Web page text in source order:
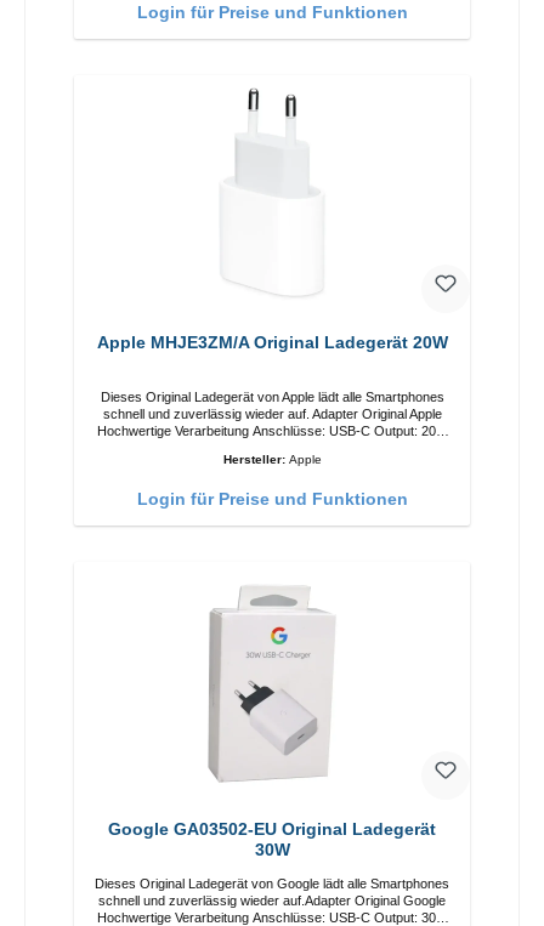
Ladeposition für das iPhone 12 für das beste Erlebnis.
Ihres kabellosen AirPods-Gehäuses mit einer maximalen
Ausgangsleistung von 5 W Intelligente Lade-LED-Anzeige
Login für Preise und Funktionen
Apple MHJE3ZM/A Original Ladegerät 20W
Dieses Original Ladegerät von Apple lädt alle Smartphones
schnell und zuverlässig wieder auf. Adapter Original Apple
Hochwertige Verarbeitung Anschlüsse: USB-C Output: 20W
Hersteller: Apple
Login für Preise und Funktionen
Google GA03502-EU Original Ladegerät
30W
Dieses Original Ladegerät von Google lädt alle Smartphones
schnell und zuverlässig wieder auf.Adapter Original Google
Hochwertige Verarbeitung Anschlüsse: USB-C Output: 30W